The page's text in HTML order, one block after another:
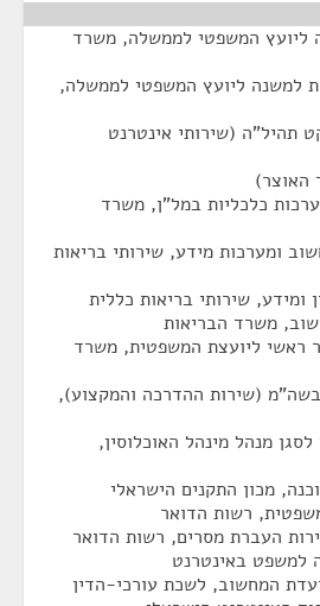
ליועץ המשפטי לממשלה, משרד
למשנה ליועץ המשפטי לממשלה,
תהיל"ה (שירותי אינטרנט
האוצר)
כלכליות במל"ן, משרד
ומערכות מידע, שירותי בריאות
ומידע, שירותי בריאות כללית
משרד הבריאות
ראשי ליועצת המשפטית, משרד
(שירות ההדרכה והמקצוע),
מנהל מינהל האוכלוסין,
מכון התקנים הישראלי
רשות הדואר
העברת מסרים, רשות הדואר
למשפט באינטרנט
המחשוב, לשכת עורכי-הדין